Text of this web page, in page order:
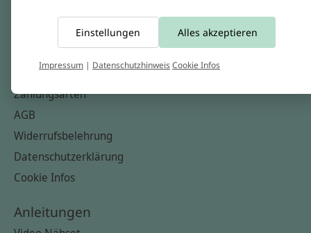
Versandkosten & Rücksendungen
Zahlungsarten
AGB
Widerrufsbelehrung
Datenschutzerklärung
Cookie Infos
Anleitungen
Einstellungen Alles akzeptieren
Impressum | DatenschutzhinweisCookie Infos